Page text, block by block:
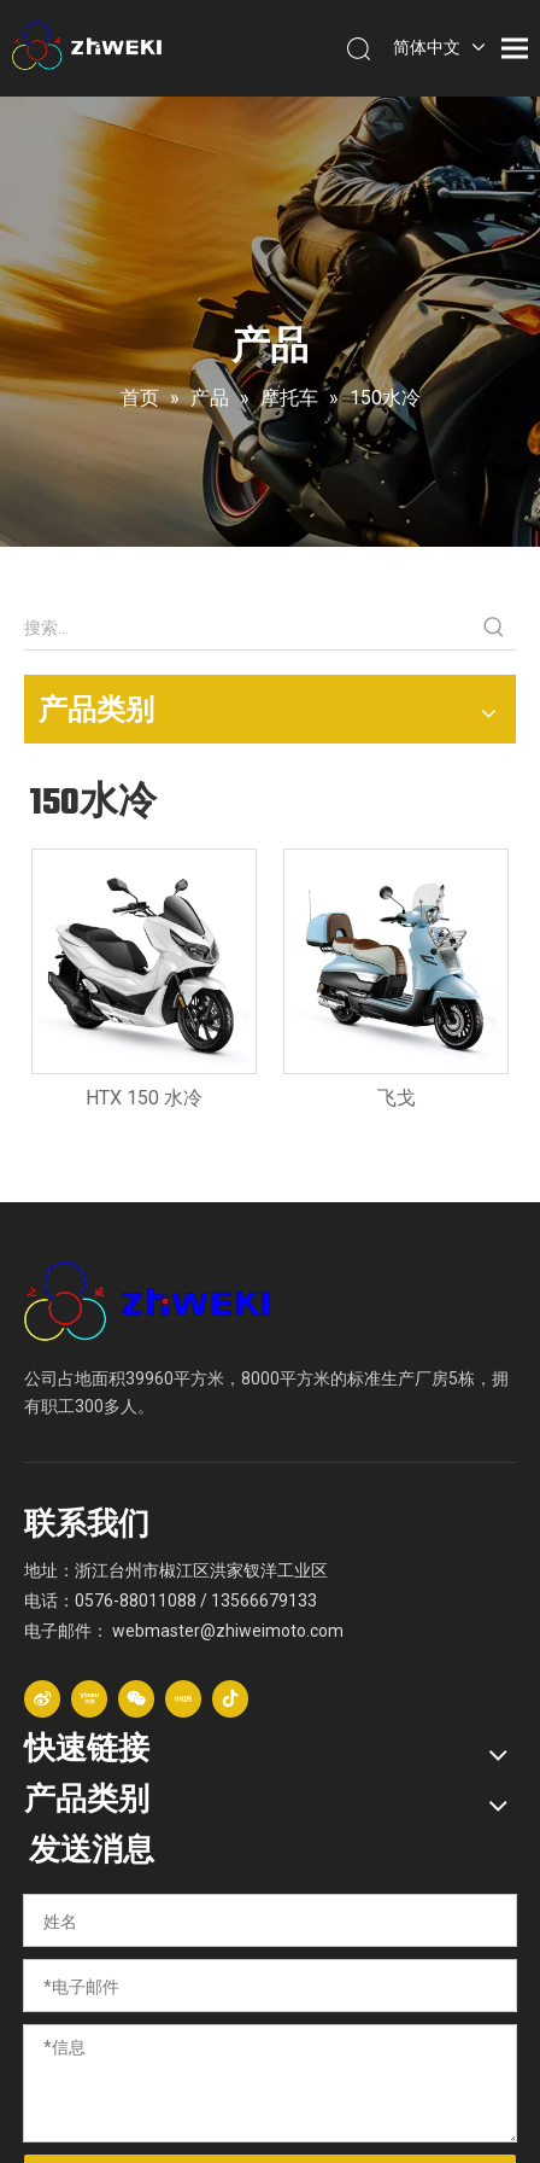
简体中文
产品
首页 » 产品 » 摩托车 » 150水冷
产品类别
150水冷
HTX 150 水冷 飞戈
公司占地面积39960平方米，8000平方米的标准生产厂房5栋，拥
有职工300多人。
联系我们
地址：浙江台州市椒江区洪家钗洋工业区
电话：0576-88011088 / 13566679133
电子邮件： webmaster@zhiweimoto.com
快速链接
产品类别
发送消息